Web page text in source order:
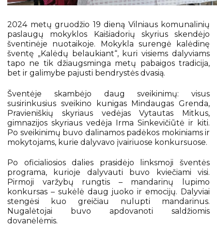
Mokyklos Facebook
Pažymėjimai ir brandos atestatai
Atostogos
Pagalba mokiniui
2024 metų gruodžio 19 dieną Vilniaus komunalinių
paslaugų mokyklos Kaišiadorių skyrius skendėjo
šventinėje nuotaikoje. Mokykla surengė kalėdinę
šventę „Kalėdų belaukiant“, kuri visiems dalyviams
tapo ne tik džiaugsminga metų pabaigos tradicija,
bet ir galimybe pajusti bendrystės dvasią.
Šventėje skambėjo daug sveikinimų: visus
susirinkusius sveikino kunigas Mindaugas Grenda,
Pravieniškių skyriaus vedėjas Vytautas Mitkus,
gimnazijos skyriaus vedėja Irma Sinkevičiūtė ir kiti.
Po sveikinimų buvo dalinamos padėkos mokiniams ir
mokytojams, kurie dalyvavo įvairiuose konkursuose.
Po oficialiosios dalies prasidėjo linksmoji šventės
programa, kurioje dalyvauti buvo kviečiami visi.
Pirmoji varžybų rungtis – mandarinų lupimo
konkursas – sukėlė daug juoko ir emocijų. Dalyviai
stengėsi kuo greičiau nulupti mandarinus.
Nugalėtojai buvo apdovanoti saldžiomis
dovanėlėmis.